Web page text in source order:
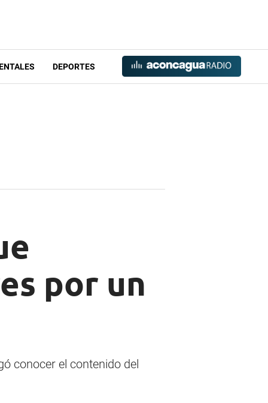
DEPORTES
por un
conocer el contenido del